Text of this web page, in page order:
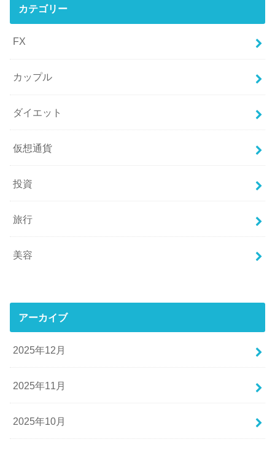
カテゴリー
FX
カップル
ダイエット
仮想通貨
投資
旅行
美容
アーカイブ
2025年12月
2025年11月
2025年10月